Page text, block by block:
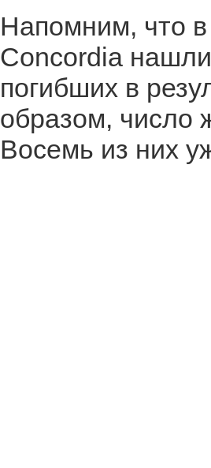
Напомним, что
Concordia
погибших в
образом, число
Восемь из них